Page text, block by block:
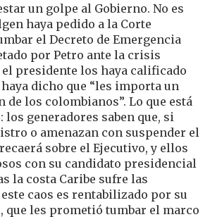
un golpe al Gobierno. No es
haya pedido a la Corte
el Decreto de Emergencia
por Petro ante la crisis
presidente los haya calificado
haya dicho que “les importa un
de los colombianos”. Lo que está
los generadores saben que, si
o amenazan con suspender el
sobre el Ejecutivo, y ellos
con su candidato presidencial
la costa Caribe sufre las
caos es rentabilizado por su
que les prometió tumbar el marco